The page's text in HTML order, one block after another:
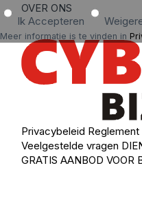
Ik Accepteren
Meer informatie is te vinden in
OVER ONS
Privacybeleid
Veelgestelde vragen
GRATIS AANBOD VOOR